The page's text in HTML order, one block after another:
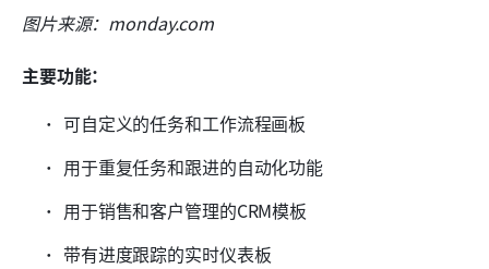
图片来源：monday.com
主要功能：
可自定义的任务和工作流程画板
用于重复任务和跟进的自动化功能
用于销售和客户管理的CRM模板
带有进度跟踪的实时仪表板